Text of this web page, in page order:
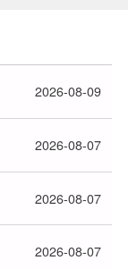
2026-08-09
2026-08-07
2026-08-07
2026-08-07